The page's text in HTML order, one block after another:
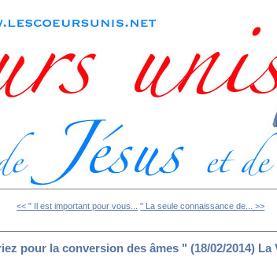
<< " Il est important pour vous... " La seule connaissance de... >>
pour la conversion des âmes " (18/02/2014) La